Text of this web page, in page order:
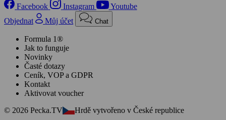
Facebook Instagram
Youtube
Objednat
Můj účet Chat
Formula 1®
Jak to funguje
Novinky
Časté dotazy
Ceník, VOP a GDPR
Kontakt
Aktivovat voucher
© 2026 Pecka.TV
Hrdě vytvořeno v České republice